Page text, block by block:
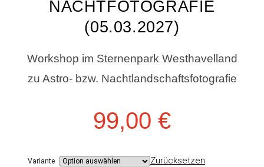
NACHTFOTOGRAFIE
(05.03.2027)
Workshop im Sternenpark Westhavelland
zu Astro- bzw. Nachtlandschaftsfotografie
99,00 €
Variante
Zurücksetzen